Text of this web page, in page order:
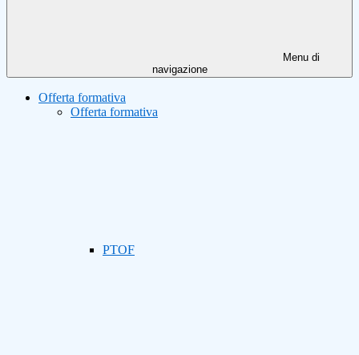
Menu di
navigazione
Offerta formativa
Offerta formativa
PTOF